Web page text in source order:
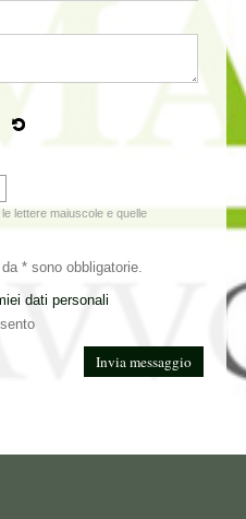
lettere maiuscole e quelle
* sono obbligatorie.
dati personali